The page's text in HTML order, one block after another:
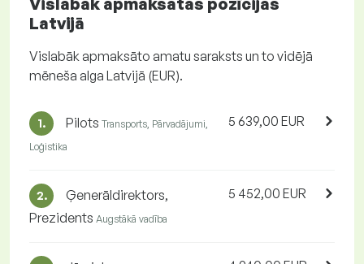
Latvijā
Vislabāk apmaksāto amatu saraksts un to vidējā
mēneša alga Latvijā (EUR).
1. Pilots Transports, Pārvadājumi,
Loģistika
5 639,00 EUR
2.
Ģenerāldirektors,
Prezidents Augstākā vadība
5 452,00 EUR